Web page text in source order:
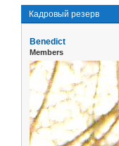
Кадровый резерв
Benedict
Members